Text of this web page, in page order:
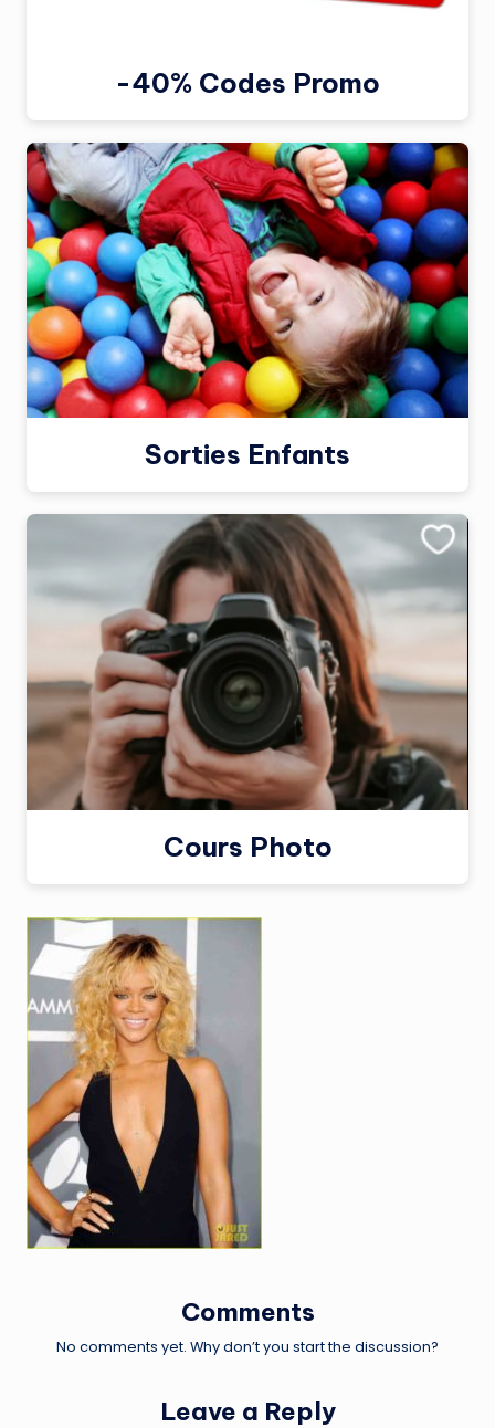
-40% Codes Promo
Sorties Enfants
Cours Photo
Comments
No comments yet. Why don’t you start the discussion?
Leave a Reply